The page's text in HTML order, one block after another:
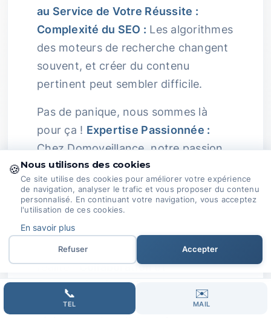
au Service de Votre Réussite :
Complexité du SEO : Les algorithmes
des moteurs de recherche changent
souvent, et créer du contenu
pertinent peut sembler difficile.
Pas de panique, nous sommes là
pour ça ! Expertise Passionnée :
Chez Domoveillance, notre passion
pour le SEO nous pousse à nous tenir
constamment informés des
évolutions du secteur.
Nous transformons vos ambitions en
résultats concrets, du rêve à la
réalité !Collaboration et
Communication :Nous croyons
fermement que la clé de la réussite
📞
TEL
✉️
MAIL
🍪Nous utilisons des cookies
Ce site utilise des cookies pour améliorer votre expérience
de navigation, analyser le trafic et vous proposer du contenu
personnalisé. En continuant votre navigation, vous acceptez
l'utilisation de ces cookies.
En savoir plus
Refuser Accepter